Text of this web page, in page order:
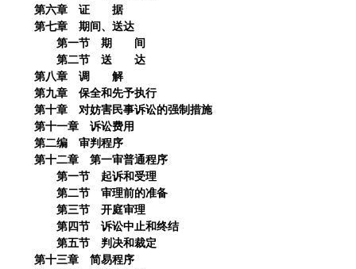
第六章 证 据
第七章 期间、送达
第一节 期 间
第二节 送 达
第八章 调 解
第九章 保全和先予执行
第十章 对妨害民事诉讼的强制措施
第十一章 诉讼费用
第二编 审判程序
第十二章 第一审普通程序
第一节 起诉和受理
第二节 审理前的准备
第三节 开庭审理
第四节 诉讼中止和终结
第五节 判决和裁定
第十三章 简易程序